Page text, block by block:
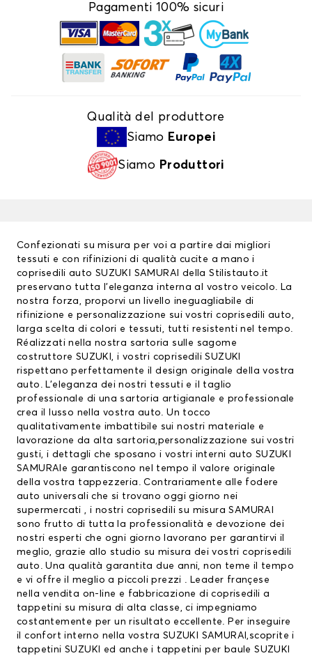
Pagamenti 100% sicuri
Qualità del produttore
Siamo Europei
Siamo Produttori
Confezionati su misura per voi a partire dai migliori
tessuti e con rifinizioni di qualità cucite a mano i
coprisedili auto SUZUKI SAMURAI della Stilistauto.it
preservano tutta l’eleganza interna al vostro veicolo. La
nostra forza, proporvi un livello ineguagliabile di
rifinizione e personalizzazione sui vostri coprisedili auto,
larga scelta di colori e tessuti, tutti resistenti nel tempo.
Réalizzati nella nostra sartoria sulle sagome
costruttore SUZUKI, i vostri coprisedili SUZUKI
rispettano perfettamente il design originale della vostra
auto. L’eleganza dei nostri tessuti e il taglio
professionale di una sartoria artigianale e professionale
crea il lusso nella vostra auto. Un tocco
qualitativamente imbattibile sui nostri materiale e
lavorazione da alta sartoria,personalizzazione sui vostri
gusti, i dettagli che sposano i vostri interni auto SUZUKI
SAMURAIe garantiscono nel tempo il valore originale
della vostra tappezzeria. Contrariamente alle fodere
auto universali che si trovano oggi giorno nei
supermercati , i nostri coprisedili su misura SAMURAI
sono frutto di tutta la professionalità e devozione dei
nostri esperti che ogni giorno lavorano per garantirvi il
meglio, grazie allo studio su misura dei vostri coprisedili
auto. Una qualità garantita due anni, non teme il tempo
e vi offre il meglio a piccoli prezzi . Leader françese
nella vendita on-line e fabbricazione di coprisedili a
tappetini su misura di alta classe, ci impegniamo
costantemente per un risultato eccellente. Per inseguire
il confort interno nella vostra SUZUKI SAMURAI,scoprite i
tappetini SUZUKI
ed anche i tappetini per baule SUZUKI